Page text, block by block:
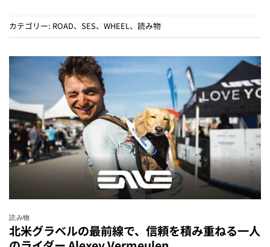
カテゴリー: ROAD、 SES、 WHEEL、 読み物
読み物
北米グラベルの最前線で、信頼を積み重ねる一人